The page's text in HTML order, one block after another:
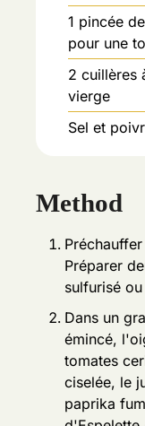
1 pincée
pour une
2 cuillères
vierge
Sel et
Method
Préparer
sulfurisé
Dans un
émincé,
tomates
ciselée, le
paprika